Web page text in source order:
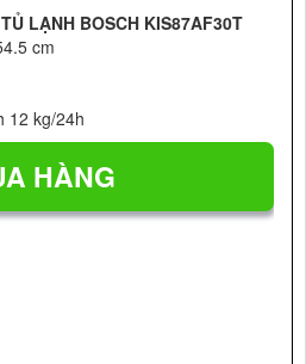
LẠNH BOSCH KIS87AF30T
cm
12 kg/24h